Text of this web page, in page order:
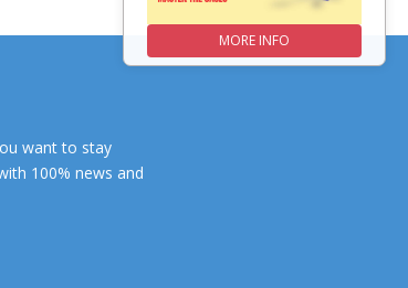
MORE INFO
want to stay
100% news and